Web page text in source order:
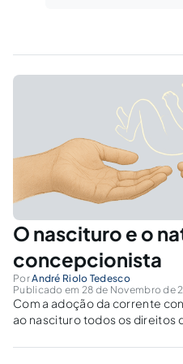
O nascituro e o
concepcionista
PorAndré Riolo Tedesco
Publicado em 28 de Novembro de
Com a adoção da corrente
ao nascituro todos os direitos
que totalmente contida pelo